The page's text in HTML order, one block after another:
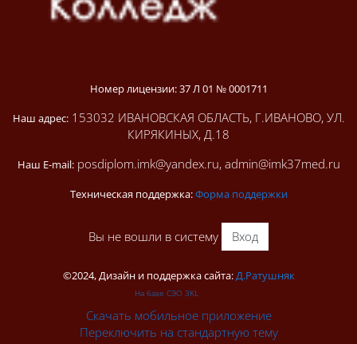
Номер лицензии: 37 Л 01 № 0001711
Наш адрес:153032 ИВАНОВСКАЯ ОБЛАСТЬ, Г.ИВАНОВО, УЛ.
КИРЯКИНЫХ, Д.18
Наш E-mail:posdiplom.imk@yandex.ru, admin@imk37med.ru
Техническая поддержка:Форма поддержки
Вы не вошли в систему Вход
©2024, Дизайн и поддержка сайта:Д.Ратушняк
На базе СЭО 3KL
Скачать мобильное приложение
Переключить на стандартную тему